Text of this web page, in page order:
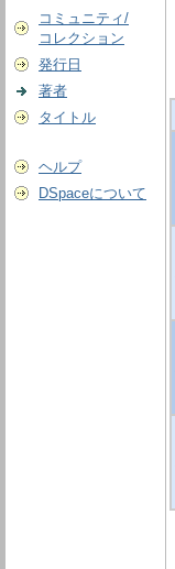
コミュニティ/
コレクション
発行日
著者
タイトル
ヘルプ
DSpaceについて